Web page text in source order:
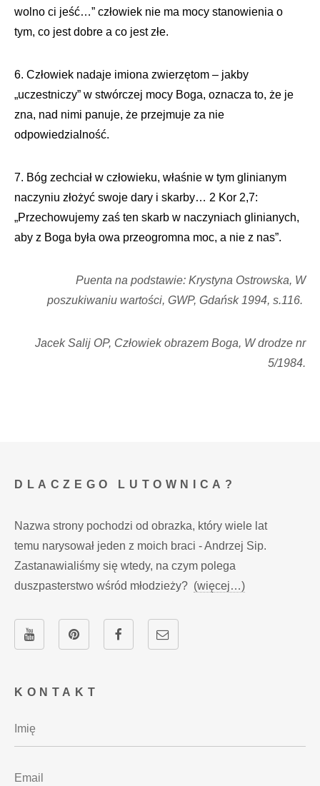
wolno ci jeść…” człowiek nie ma mocy stanowienia o
tym, co jest dobre a co jest złe.
6. Człowiek nadaje imiona zwierzętom – jakby
„uczestniczy” w stwórczej mocy Boga, oznacza to, że je
zna, nad nimi panuje, że przejmuje za nie
odpowiedzialność.
7. Bóg zechciał w człowieku, właśnie w tym glinianym
naczyniu złożyć swoje dary i skarby… 2 Kor 2,7:
„Przechowujemy zaś ten skarb w naczyniach glinianych,
aby z Boga była owa przeogromna moc, a nie z nas”.
Puenta na podstawie: Krystyna Ostrowska, W
poszukiwaniu wartości, GWP, Gdańsk 1994, s.116.
Jacek Salij OP, Człowiek obrazem Boga, W drodze nr
5/1984.
KONTAKT
DLACZEGO LUTOWNICA?
Nazwa strony pochodzi od obrazka, który wiele lat
temu narysował jeden z moich braci - Andrzej Sip.
Zastanawialiśmy się wtedy, na czym polega
duszpasterstwo wśród młodzieży? (więcej…)